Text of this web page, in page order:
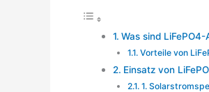
Was sind LiFePO4-
Vorteile von
Einsatz von
1.